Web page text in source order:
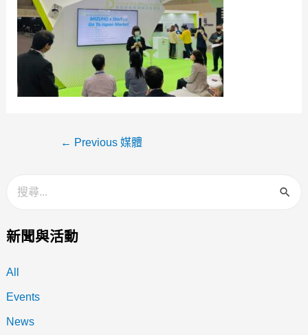
新聞與活動
All
Events
News
← Previous 媒體